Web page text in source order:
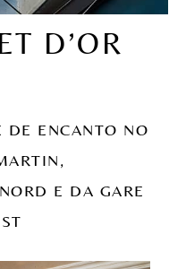
D’OR
DE ENCANTO NO
E DA GARE